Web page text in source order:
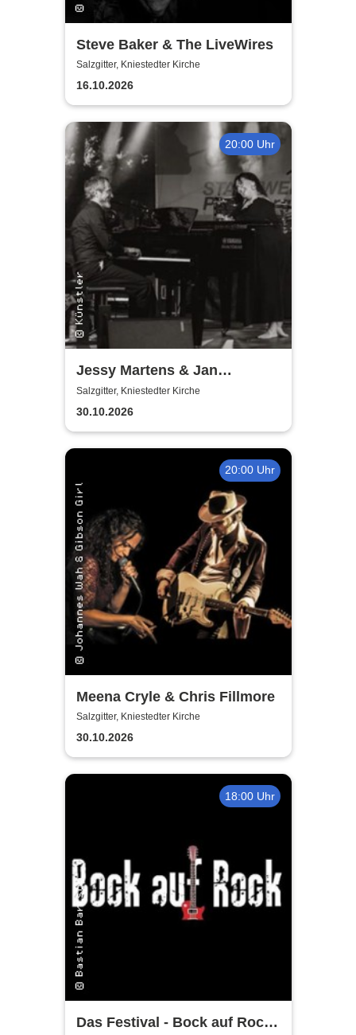
Steve Baker & The LiveWires
Salzgitter, Kniestedter Kirche
16.10.2026
20:00 Uhr
Jessy Martens & Jan
Fischer's Blues Support
Salzgitter, Kniestedter Kirche
30.10.2026
20:00 Uhr
Meena Cryle & Chris Fillmore
Salzgitter, Kniestedter Kirche
30.10.2026
18:00 Uhr
Das Festival - Bock auf Rock